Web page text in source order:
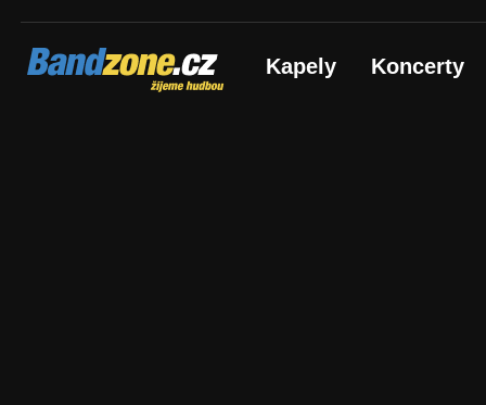
Bandzone.cz
žijeme hudbou Kapely Koncerty